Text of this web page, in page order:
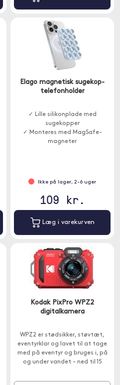
Elago magnetisk sugekop-
telefonholder
✓ Lille silikonplade med
sugekopper
✓ Monteres med MagSafe-
magneter
Ikke på lager, 2-6 uger
109 kr.
Læg i varekurven
Kodak PixPro WPZ2
digitalkamera
WPZ2 er stødsikker, støvtæt,
eventyrklar og lavet til at tage
med på eventyr og bruges i, på
og under vandet - ned til 15